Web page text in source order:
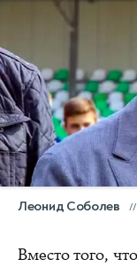
Леонид Соболев
Вместо того,